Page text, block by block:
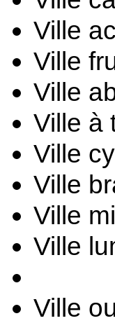
Ville
Ville
Ville
Ville à
Ville
Ville
Ville
Ville
Ville